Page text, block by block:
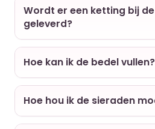
Wordt er een ketting bij
geleverd?
Hoe kan ik de bedel vullen?
Hoe hou ik de sieraden